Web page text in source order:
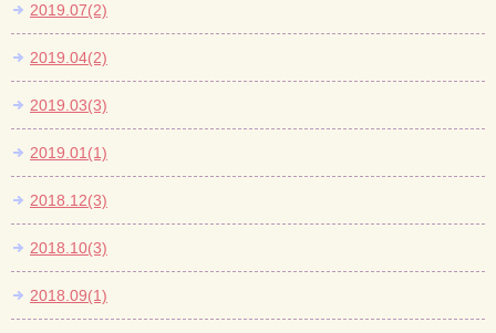
2019.07(2)
2019.04(2)
2019.03(3)
2019.01(1)
2018.12(3)
2018.10(3)
2018.09(1)